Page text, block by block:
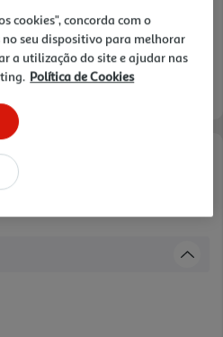
cookies", concorda com o
seu dispositivo para melhorar
a utilização do site e ajudar nas
Política de Cookies